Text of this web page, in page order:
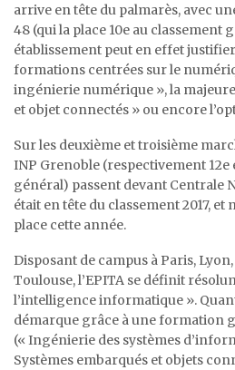
arrive en tête du palmarès, avec
48 (qui la place 10e au classement
établissement peut en effet
formations centrées sur le
ingénierie numérique », la
et objet connectés » ou encore
Sur les deuxième et troisième
INP Grenoble (respectivement 12e
général) passent devant Centrale
était en tête du classement 2017, et
place cette année.
Disposant de campus à Paris,
Toulouse, l’EPITA se définit
l’intelligence informatique ».
démarque grâce à une formation
(« Ingénierie des systèmes
Systèmes embarqués et objets